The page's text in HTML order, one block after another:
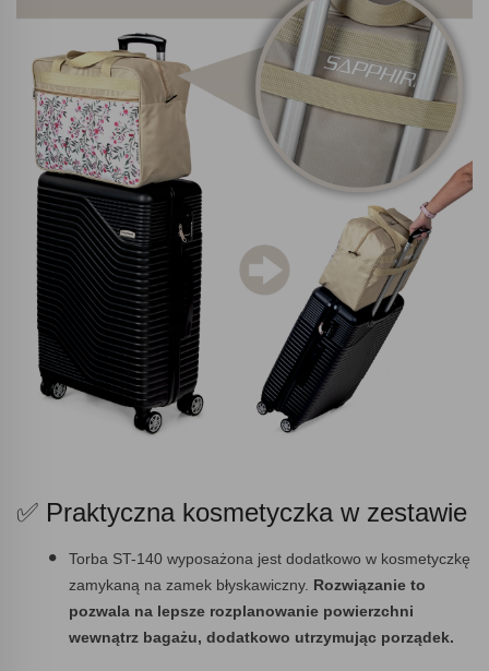
✅ Praktyczna kosmetyczka w zestawie
Torba ST-140 wyposażona jest dodatkowo w kosmetyczkę
zamykaną na zamek błyskawiczny. Rozwiązanie to
pozwala na lepsze rozplanowanie powierzchni
wewnątrz bagażu, dodatkowo utrzymując porządek.